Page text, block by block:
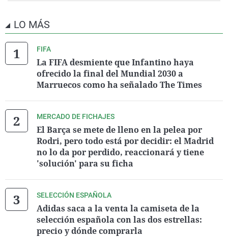
LO MÁS
FIFA
La FIFA desmiente que Infantino haya
ofrecido la final del Mundial 2030 a
Marruecos como ha señalado The Times
MERCADO DE FICHAJES
El Barça se mete de lleno en la pelea por
Rodri, pero todo está por decidir: el Madrid
no lo da por perdido, reaccionará y tiene
'solución' para su ficha
SELECCIÓN ESPAÑOLA
Adidas saca a la venta la camiseta de la
selección española con las dos estrellas:
precio y dónde comprarla